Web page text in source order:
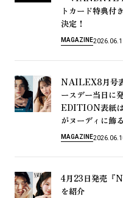
ト カー ド特典付き
決定 ！
MAGAZINE
NAILEX8月号
ースデー当日 に
EDITION表紙
がヌーディ に飾る
MAGAZINE
4月23日発売 『
を紹介